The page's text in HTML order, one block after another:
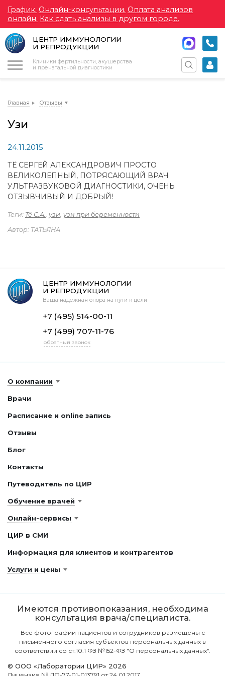
График. Онлайн-консультации. Оплата анализов
онлайн. Как сдать анализы в другом городе.
ЦЕНТР ИММУНОЛОГИИ
И РЕПРОДУКЦИИ
Клиники фертильности, акушерства
и пренатальной диагностики
Главная Отзывы
Узи
24.11.2015
ТЁ СЕРГЕЙ АЛЕКСАНДРОВИЧ ПРОСТО
ВЕЛИКОЛЕПНЫЙ, ПОТРЯCАЮЩИЙ ВРАЧ
УЛЬТРАЗВУКОВОЙ ДИАГНОСТИКИ, ОЧЕНЬ
ОТЗЫВЧИВЫЙ И ДОБРЫЙ!
Теги: Тё С.А., узи, узи при беременности
Автор: ТАТЬЯНА
ЦЕНТР ИММУНОЛОГИИ
И РЕПРОДУКЦИИ
Ваша надежная опора на пути к цели
+7 (495) 514-00-11
+7 (499) 707-11-76
обратный звонок
О компании
Врачи
Расписание и online запись
Отзывы
Блог
Контакты
Путеводитель по ЦИР
Обучение врачей
Онлайн-сервисы
ЦИР в СМИ
Информация для клиентов и контрагентов
Услуги и цены
Имеются противопоказания, необходима
консультация врача/специалиста.
Все фотографии пациентов и сотрудников размещены с
письменного согласия субъектов персональных данных в
соответствии со ст.10.1 ФЗ №152-ФЗ "О персональных данных".
© ООО «Лаборатории ЦИР» 2026